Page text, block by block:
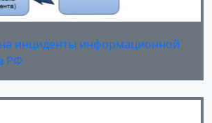
инциденты информационной
РФ